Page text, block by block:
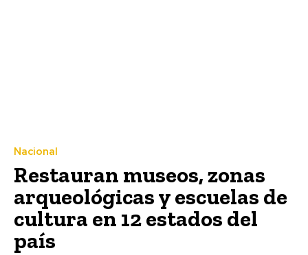
Nacional
Restauran museos, zonas
arqueológicas y escuelas de
cultura en 12 estados del
país